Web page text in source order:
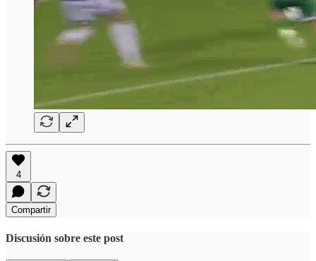
4
Compartir
Discusión sobre este post